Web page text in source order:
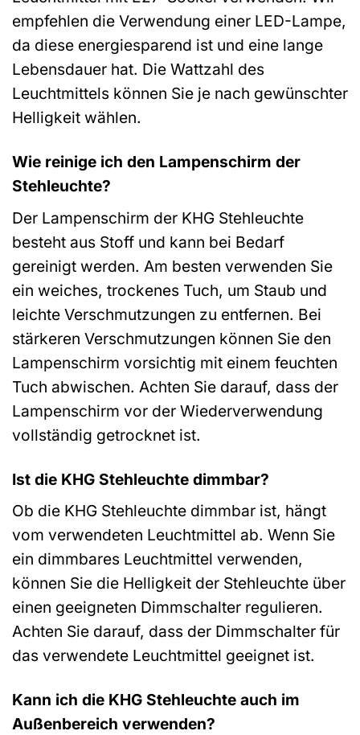
empfehlen die Verwendung einer LED-Lampe,
da diese energiesparend ist und eine lange
Lebensdauer hat. Die Wattzahl des
Leuchtmittels können Sie je nach gewünschter
Helligkeit wählen.
Wie reinige ich den Lampenschirm der
Stehleuchte?
Der Lampenschirm der KHG Stehleuchte
besteht aus Stoff und kann bei Bedarf
gereinigt werden. Am besten verwenden Sie
ein weiches, trockenes Tuch, um Staub und
leichte Verschmutzungen zu entfernen. Bei
stärkeren Verschmutzungen können Sie den
Lampenschirm vorsichtig mit einem feuchten
Tuch abwischen. Achten Sie darauf, dass der
Lampenschirm vor der Wiederverwendung
vollständig getrocknet ist.
Ist die KHG Stehleuchte dimmbar?
Ob die KHG Stehleuchte dimmbar ist, hängt
vom verwendeten Leuchtmittel ab. Wenn Sie
ein dimmbares Leuchtmittel verwenden,
können Sie die Helligkeit der Stehleuchte über
einen geeigneten Dimmschalter regulieren.
Achten Sie darauf, dass der Dimmschalter für
das verwendete Leuchtmittel geeignet ist.
Kann ich die KHG Stehleuchte auch im
Außenbereich verwenden?